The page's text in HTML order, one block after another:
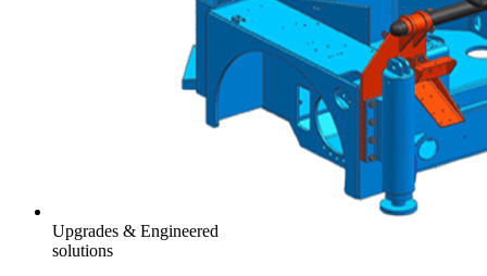
Upgrades & Engineered
solutions